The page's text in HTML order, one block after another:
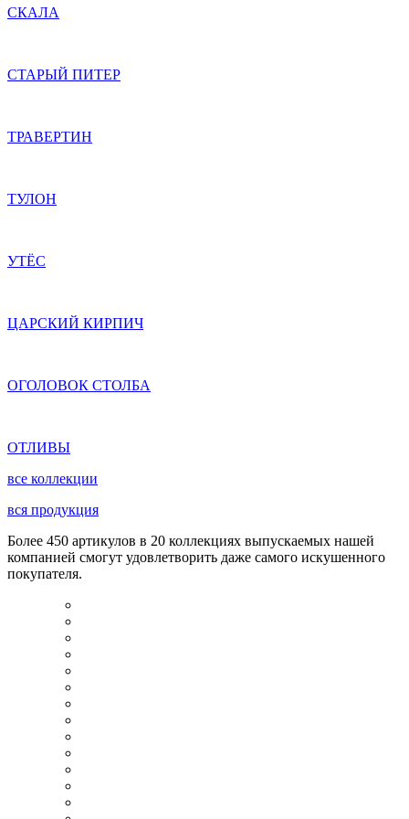
СКАЛА
СТАРЫЙ ПИТЕР
ТРАВЕРТИН
ТУЛОН
УТЁС
ЦАРСКИЙ КИРПИЧ
ОГОЛОВОК СТОЛБА
ОТЛИВЫ
все коллекции
вся продукция
Более 450 артикулов в 20 коллекциях выпускаемых нашей
компанией смогут удовлетворить даже самого искушенного
покупателя.